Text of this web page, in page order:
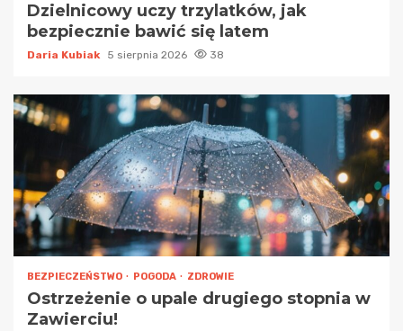
Dzielnicowy uczy trzylatków, jak
bezpiecznie bawić się latem
Daria Kubiak 5 sierpnia 2026 38
BEZPIECZEŃSTWO POGODA ZDROWIE
Ostrzeżenie o upale drugiego stopnia w
Zawierciu!